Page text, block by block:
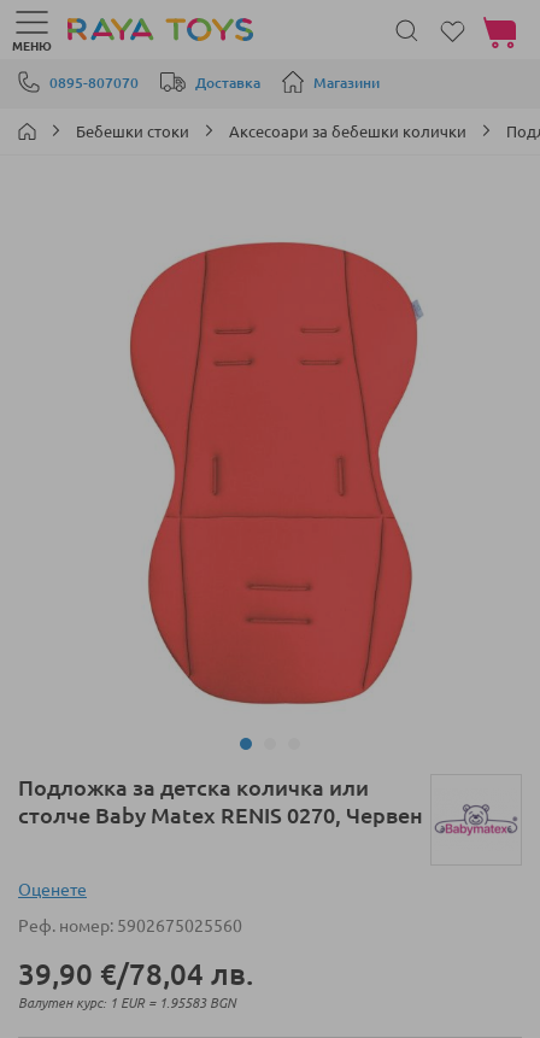
Прескачане към съдържанието
0895-807070 Доставка Магазини
МЕНЮ
Моята
Бебешки стоки Аксесоари за бебешки колички
изображенията
Преминете
към
галерия
снимки
Подложка за детска количка или
столче Baby Matex RENIS 0270, Червен
Оценeте
Реф. номер 5902675025560
39,90 €/78,04 лв.
Валутен курс: 1 EUR = 1.95583 BGN